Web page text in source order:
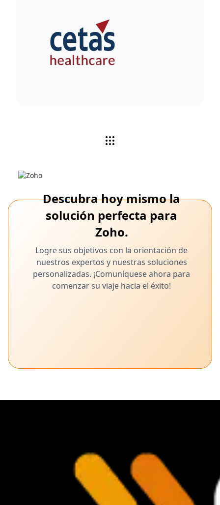
Descubra hoy mismo la
solución perfecta para
Zoho.
Logre sus objetivos con la orientación de
nuestros expertos y nuestras soluciones
personalizadas. ¡Comuníquese ahora para
comenzar su viaje hacia el éxito!